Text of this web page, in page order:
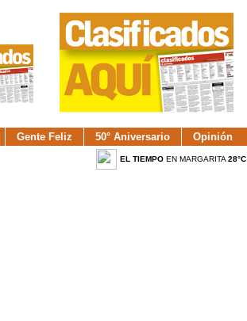
Gente Feliz 50° Aniversario Opinión
EL TIEMPOEN MARGARITA 28°C